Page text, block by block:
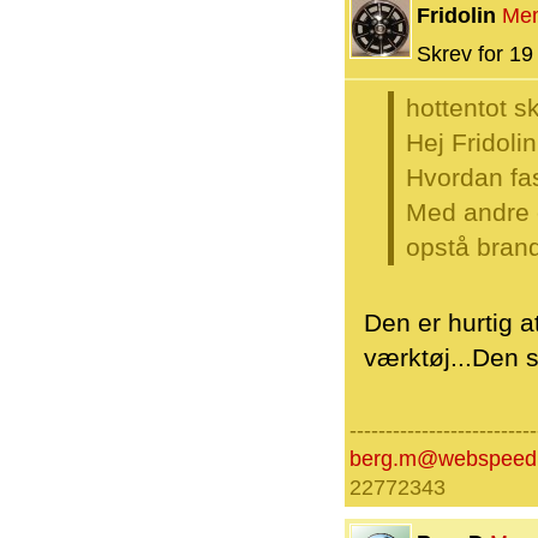
Fridolin
Skrev for
hottentot
Hej Fridolin
Hvordan
Med
opstå
Den er hurtig
værktøj...Den
22772343